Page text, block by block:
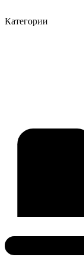
Категории